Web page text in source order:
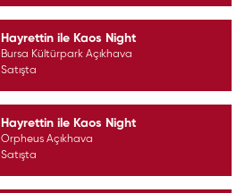
Hayrettin ile Kaos Night
Bursa Kültürpark Açıkhava
Satışta
Hayrettin ile Kaos Night
Orpheus Açıkhava
Satışta